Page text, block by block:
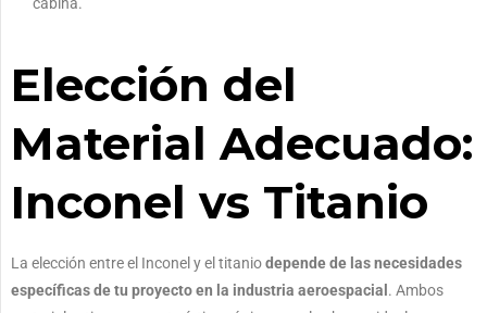
cabina.
Elección del
Material Adecuado:
Inconel vs Titanio
La elección entre el Inconel y el titaniodepende de las necesidades
específicas de tu proyecto en la industria aeroespacial . Ambos